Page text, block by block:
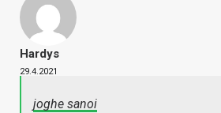
Hardys
29.4.2021
joghe sanoi